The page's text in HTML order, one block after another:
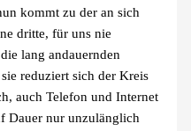
kommt zu der an sich
dritte, für uns nie
lang andauernden
reduziert sich der Kreis
auch Telefon und Internet
Dauer nur unzulänglich